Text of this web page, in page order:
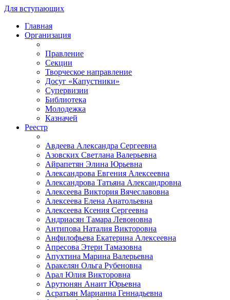
Для вступающих
Главная
Организация
Правление
Секции
Творческое направление
Досуг «Капустники»
Супервизии
Библиотека
Молодежка
Казначей
Реестр
Авдеева Александра Сергеевна
Азовских Светлана Валерьевна
Айрапетян Элина Юрьевна
Александрова Евгения Алексеевна
Александрова Татьяна Александровна
Алексеева Виктория Вячеславовна
Алексеева Елена Анатольевна
Алексеева Ксения Сергеевна
Андриасян Тамара Левоновна
Антипова Наталия Викторовна
Анфилофьева Екатерина Алексеевна
Апресова Этери Тамазовна
Апухтина Марина Валерьевна
Аракелян Ольга Рубеновна
Арал Юлия Викторовна
Арутюнян Анаит Юрьевна
Асратьян Марианна Геннадьевна